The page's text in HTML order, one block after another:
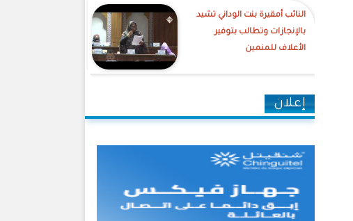
النائب أمقيرة بنت الوداني تشيد
بالإنجازات وتطالب بتوفير
الأعلاف للمنمين
إعلان